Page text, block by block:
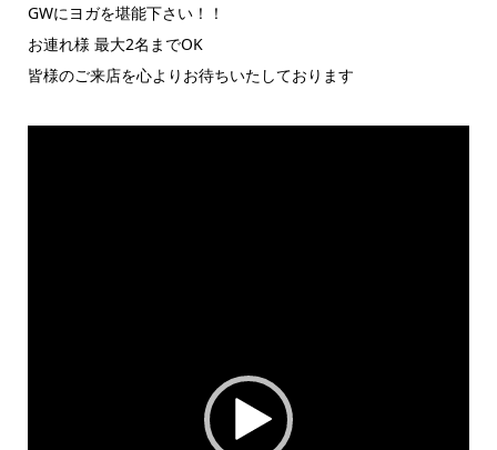
GWにヨガを堪能下さい！！
お連れ様 最大2名までOK
皆様のご来店を心よりお待ちいたしております
動